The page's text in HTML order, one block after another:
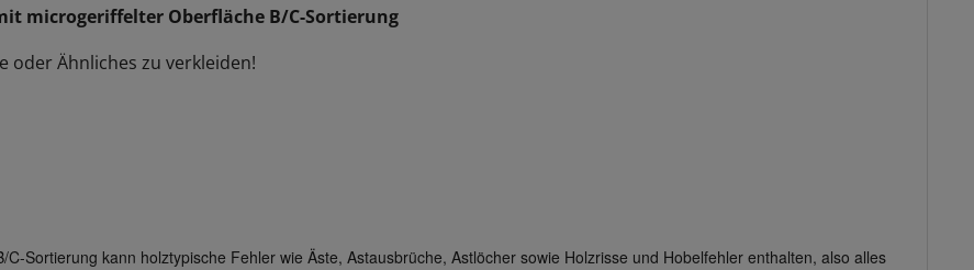
microgeriffelter Oberfläche B/C-Sortierung
oder Ähnliches zu verkleiden!
Sortierung kann holztypische Fehler wie Äste, Astausbrüche, Astlöcher sowie Holzrisse und Hobelfehler enthalten, also alles